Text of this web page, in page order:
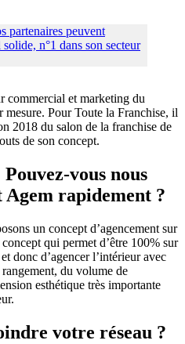
commercial et marketing du
mesure. Pour Toute la Franchise, il
2018 du salon de la franchise de
de son concept.
vous nous
Agem rapidement ?
un concept d’agencement sur
qui permet d’être 100% sur
donc d’agencer l’intérieur avec
du volume de
esthétique très importante
votre réseau ?